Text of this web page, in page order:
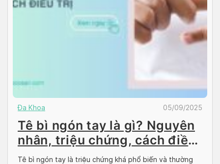
Đa Khoa 05/09/2025
Tê bì ngón tay là gì? Nguyên
nhân, triệu chứng, cách điều
trị
Tê bì ngón tay là triệu chứng khá phổ biến và thường